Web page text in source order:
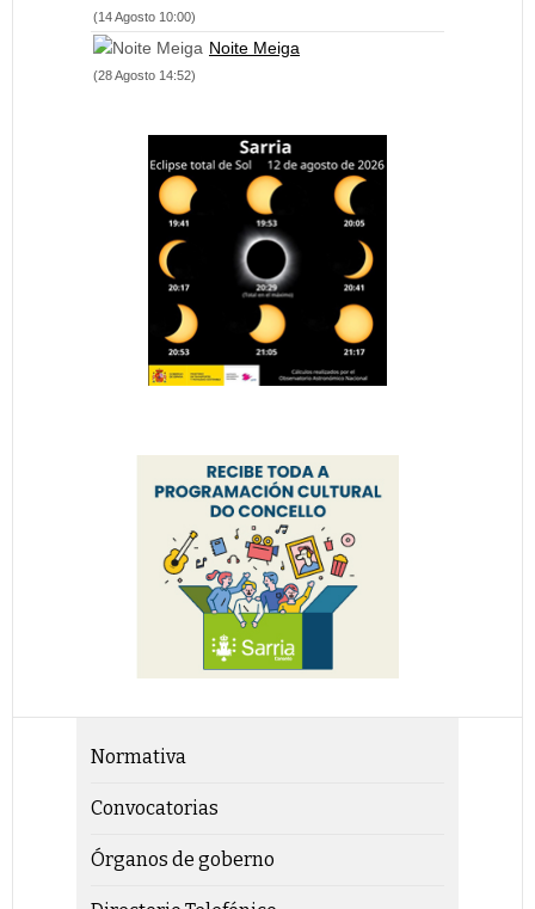
(14 Agosto 10:00)
Noite Meiga
(28 Agosto 14:52)
Normativa
Convocatorias
Órganos de goberno